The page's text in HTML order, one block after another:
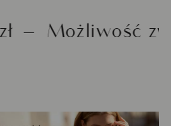
Możliwość zwrotu